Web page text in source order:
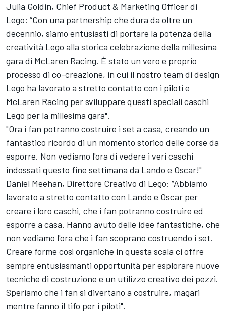
Julia Goldin, Chief Product & Marketing Officer di
Lego: “Con una partnership che dura da oltre un
decennio, siamo entusiasti di portare la potenza della
creatività Lego alla storica celebrazione della millesima
gara di McLaren Racing. È stato un vero e proprio
processo di co-creazione, in cui il nostro team di design
Lego ha lavorato a stretto contatto con i piloti e
McLaren Racing per sviluppare questi speciali caschi
Lego per la millesima gara".
"Ora i fan potranno costruire i set a casa, creando un
fantastico ricordo di un momento storico delle corse da
esporre. Non vediamo l'ora di vedere i veri caschi
indossati questo fine settimana da Lando e Oscar!"
Daniel Meehan, Direttore Creativo di Lego: “Abbiamo
lavorato a stretto contatto con Lando e Oscar per
creare i loro caschi, che i fan potranno costruire ed
esporre a casa. Hanno avuto delle idee fantastiche, che
non vediamo l'ora che i fan scoprano costruendo i set.
Creare forme così organiche in questa scala ci offre
sempre entusiasmanti opportunità per esplorare nuove
tecniche di costruzione e un utilizzo creativo dei pezzi.
Speriamo che i fan si divertano a costruire, magari
mentre fanno il tifo per i piloti".